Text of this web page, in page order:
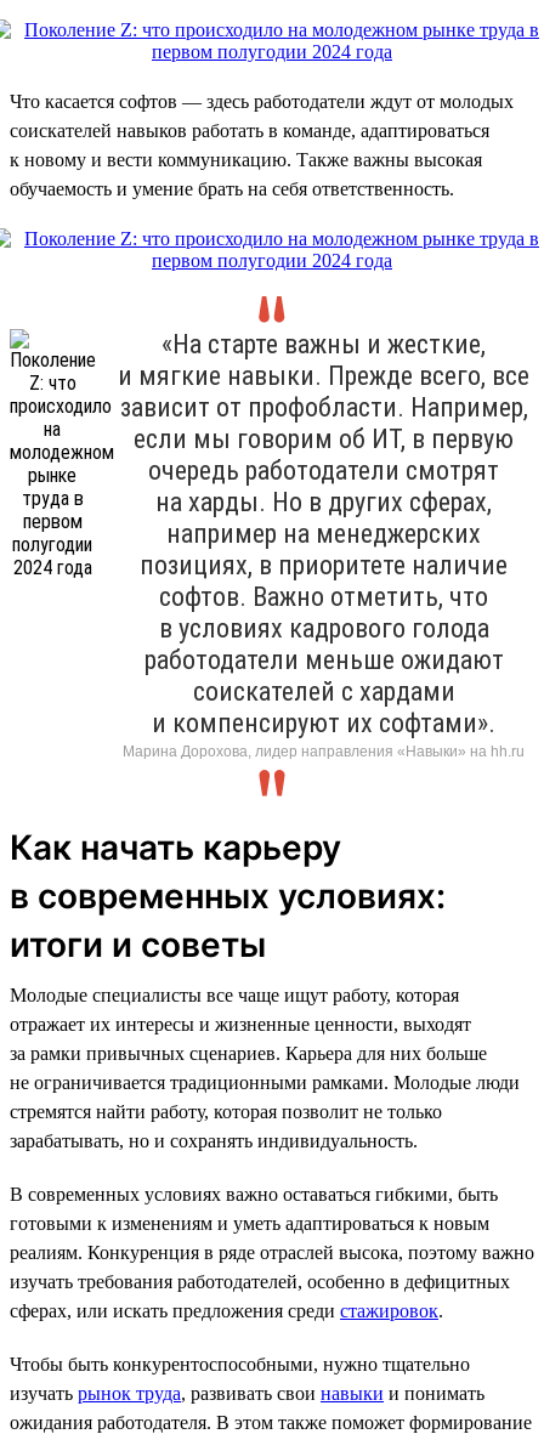
Что касается софтов — здесь работодатели ждут от молодых
соискателей навыков работать в команде, адаптироваться
к новому и вести коммуникацию. Также важны высокая
обучаемость и умение брать на себя ответственность.
«На старте важны и жесткие,
и мягкие навыки. Прежде всего, все
зависит от профобласти. Например,
если мы говорим об ИТ, в первую
очередь работодатели смотрят
на харды. Но в других сферах,
например на менеджерских
позициях, в приоритете наличие
софтов. Важно отметить, что
в условиях кадрового голода
работодатели меньше ожидают
соискателей с хардами
и компенсируют их софтами».
Марина Дорохова, лидер направления «Навыки» на hh.ru
Как начать карьеру
в современных условиях:
итоги и советы
Молодые специалисты все чаще ищут работу, которая
отражает их интересы и жизненные ценности, выходят
за рамки привычных сценариев. Карьера для них больше
не ограничивается традиционными рамками. Молодые люди
стремятся найти работу, которая позволит не только
зарабатывать, но и сохранять индивидуальность.
В современных условиях важно оставаться гибкими, быть
готовыми к изменениям и уметь адаптироваться к новым
реалиям. Конкуренция в ряде отраслей высока, поэтому важно
изучать требования работодателей, особенно в дефицитных
сферах, или искать предложения среди стажировок.
Чтобы быть конкурентоспособными, нужно тщательно
изучать рынок труда, развивать свои навыки и понимать
ожидания работодателя. В этом также поможет формирование